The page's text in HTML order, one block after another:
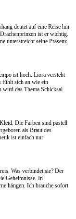
deutet auf eine Reise hin.
ist er wichtig.
unterstreicht seine Präsenz.
ist hoch. Liora versteht
fühlt sich an wie ein
wird das Thema Schicksal
Die Farben sind pastell
als Braut des
ist einfach nur
Was verbindet sie? Der
Geheimnisse. In
hängen. Ich brauche sofort